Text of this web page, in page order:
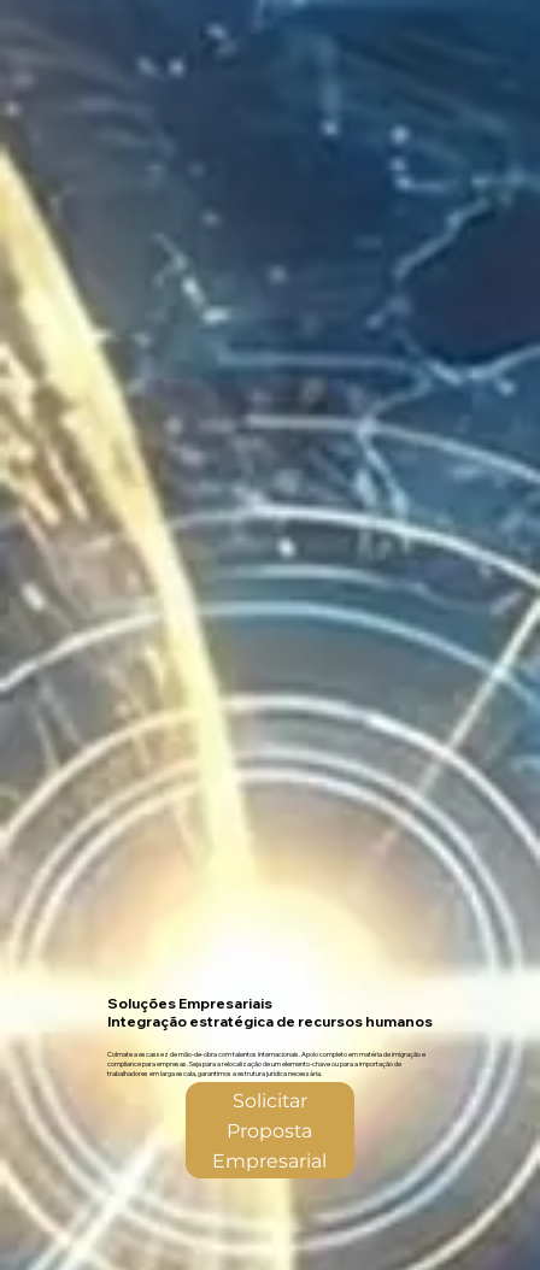
Soluções Empresariais
Integração estratégica de recursos humanos
Colmate a escassez de mão-de-obra com talentos internacionais. Apoio completo em matéria de imigração e
compliance para empresas. Seja para a relocalização de um elemento-chave ou para a importação de
trabalhadores em larga escala, garantimos a estrutura jurídica necessária.
Solicitar
Proposta
Empresarial